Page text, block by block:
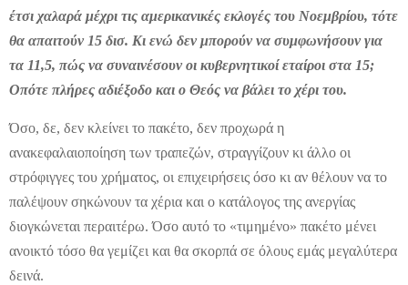
έτσι χαλαρά μέχρι τις αμερικανικές εκλογές του Νοεμβρίου, τότε
θα απαιτούν 15 δισ. Κι ενώ δεν μπορούν να συμφωνήσουν για
τα 11,5, πώς να συναινέσουν οι κυβερνητικοί εταίροι στα 15;
Οπότε πλήρες αδιέξοδο και ο Θεός να βάλει το χέρι του.
Όσο, δε, δεν κλείνει το πακέτο, δεν προχωρά η
ανακεφαλαιοποίηση των τραπεζών, στραγγίζουν κι άλλο οι
στρόφιγγες του χρήματος, οι επιχειρήσεις όσο κι αν θέλουν να το
παλέψουν σηκώνουν τα χέρια και ο κατάλογος της ανεργίας
διογκώνεται περαιτέρω. Όσο αυτό το «τιμημένο» πακέτο μένει
ανοικτό τόσο θα γεμίζει και θα σκορπά σε όλους εμάς μεγαλύτερα
δεινά.